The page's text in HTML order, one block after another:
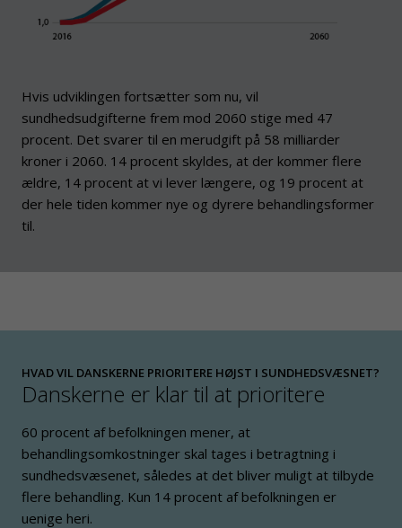
Hvis udviklingen fortsætter som nu, vil
sundhedsudgifterne frem mod 2060 stige med 47
procent. Det svarer til en merudgift på 58 milliarder
kroner i 2060. 14 procent skyldes, at der kommer flere
ældre, 14 procent at vi lever længere, og 19 procent at
der hele tiden kommer nye og dyrere behandlingsformer
til.
HVAD VIL DANSKERNE PRIORITERE HØJST I SUNDHEDSVÆSNET?
Danskerne er klar til at prioritere
60 procent af befolkningen mener, at
behandlingsomkostninger skal tages i betragtning i
sundhedsvæsenet, således at det bliver muligt at tilbyde
flere behandling. Kun 14 procent af befolkningen er
uenige heri.